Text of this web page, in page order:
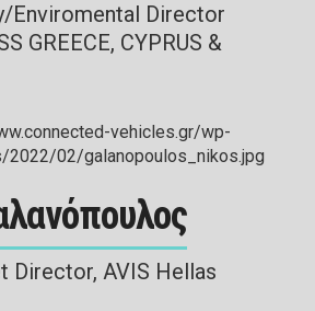
Enviromental Director
GREECE, CYPRUS &
Director, AVIS Hellas